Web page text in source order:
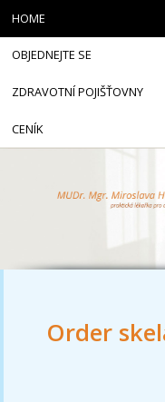
Order
HOME
OBJEDNEJTE SE
ZDRAVOTNÍ POJIŠŤOVNY
CENÍK